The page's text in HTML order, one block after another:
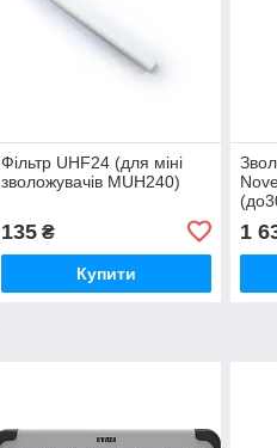
Фільтр UHF24 (для міні
зволожувачів MUH240)
135₴
Купити
1